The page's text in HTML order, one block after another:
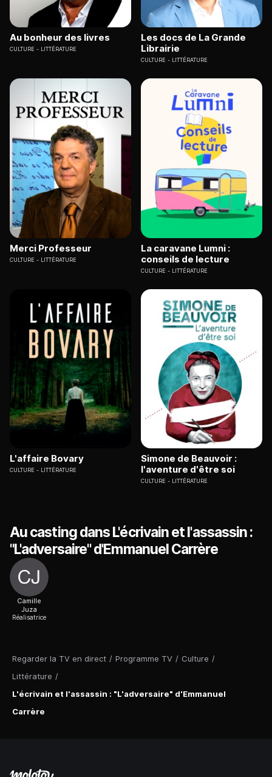
Regarder la TV en direct / Programme TV / Culture /
Littérature /
L'écrivain et l'assassin : "L'adversaire" d'Emmanuel
Carrère
Au bonheur des livres
CULTURE LITTÉRATURE
Les docs de La Grande
Librairie
CULTURE LITTÉRATURE
Merci Professeur
CULTURE LITTÉRATURE
La caravane Lumni :
conseils de lecture
CULTURE LITTÉRATURE
L'affaire Bovary
CULTURE LITTÉRATURE
Simone de Beauvoir :
l'aventure d'être soi
CULTURE LITTÉRATURE
Au casting dans L'écrivain et l'assassin :
"L'adversaire" d'Emmanuel Carrère
Camille
Juza
Réalisatrice